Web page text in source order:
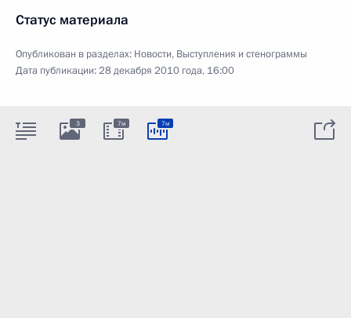
Статус материала
Опубликован в разделах: Новости, Выступления и стенограммы
Дата публикации:28 декабря 2010 года, 16:00
3 7м 7м